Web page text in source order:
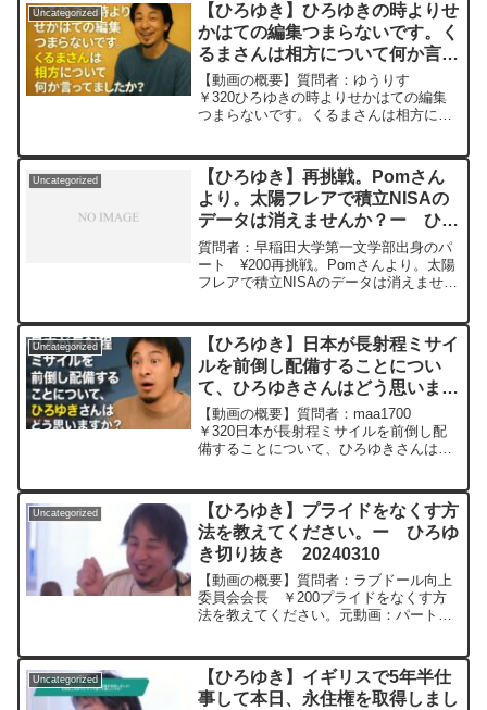
Uncategorized
【ひろゆき】ひろゆきの時よりせ
かはての編集つまらないです。く
るまさんは相方について何か言っ
てましたか？ー ひろゆき切り抜
き 20251103
【動画の概要】質問者：ゆうりす
￥320ひろゆきの時よりせかはての編集
つまらないです。くるまさんは相方につ
る.HIKARI BEER L21 ひろゆき
さんの動画で、寄...
Uncategorized
【ひろゆき】再挑戦。Pomさん
より。太陽フレアで積立NISAの
データは消えませんか？ー ひろ
ゆき切り抜き 20240516
質問者：早稲田大学第一文学部出身のパ
ート ¥200再挑戦。Pomさんより。太陽
フレアで積立NISAのデータは消えません
2024/05/16 J20 (0...
Uncategorized
【ひろゆき】日本が長射程ミサイ
ルを前倒し配備することについ
て、ひろゆきさんはどう思います
か？ー ひろゆき切り抜き
20250831
【動画の概要】質問者：maa1700
￥320日本が長射程ミサイルを前倒し配
備することについて、ひろゆきさんはど
ゆきさんの動画で、寄せられた質問につ
いて...
Uncategorized
【ひろゆき】プライドをなくす方
法を教えてください。ー ひろゆ
き切り抜き 20240310
【動画の概要】質問者：ラブドール向上
委員会会長 ￥200プライドをなくす方
法を教えてください。元動画：パートタ
D21 ひろゆきさんの動画で、...
Uncategorized
【ひろゆき】イギリスで5年半仕
事して本日、永住権を取得しまし